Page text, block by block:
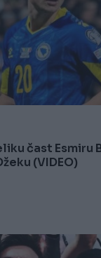
čast
(VIDEO)